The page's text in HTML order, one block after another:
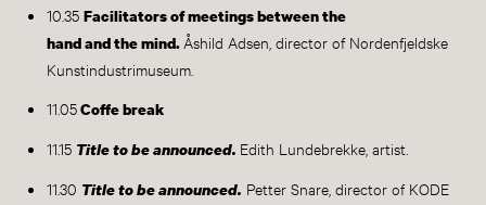
10.35 Facilitators of meetings between the
hand and the mind. Åshild Adsen, director of Nordenfjeldske
Kunstindustrimuseum.
11.05Coffe break
11.15 Title to be announced. Edith Lundebrekke, artist.
11.30 Title to be announced. Petter Snare, director of KODE